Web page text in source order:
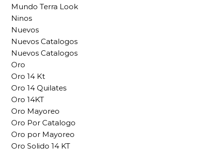
Mundo Terra Look
Ninos
Nuevos
Nuevos Catalogos
Nuevos Catalogos
Oro
Oro 14 Kt
Oro 14 Quilates
Oro 14KT
Oro Mayoreo
Oro Por Catalogo
Oro por Mayoreo
Oro Solido 14 KT